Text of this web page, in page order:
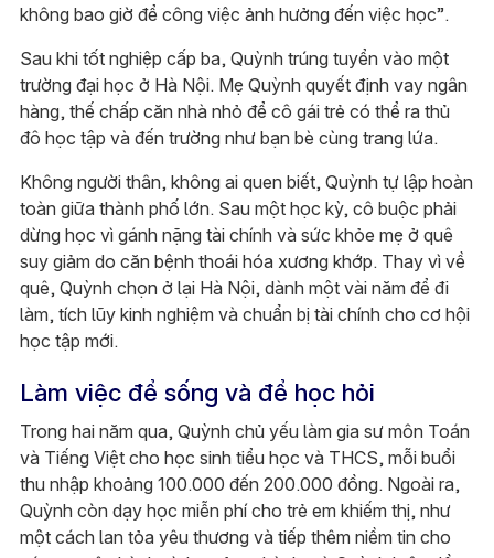
không bao giờ để công việc ảnh hưởng đến việc học”.
Sau khi tốt nghiệp cấp ba, Quỳnh trúng tuyển vào một
trường đại học ở Hà Nội. Mẹ Quỳnh quyết định vay ngân
hàng, thế chấp căn nhà nhỏ để cô gái trẻ có thể ra thủ
đô học tập và đến trường như bạn bè cùng trang lứa.
Không người thân, không ai quen biết, Quỳnh tự lập hoàn
toàn giữa thành phố lớn. Sau một học kỳ, cô buộc phải
dừng học vì gánh nặng tài chính và sức khỏe mẹ ở quê
suy giảm do căn bệnh thoái hóa xương khớp. Thay vì về
quê, Quỳnh chọn ở lại Hà Nội, dành một vài năm để đi
làm, tích lũy kinh nghiệm và chuẩn bị tài chính cho cơ hội
học tập mới.
Làm việc để sống và để học hỏi
Trong hai năm qua, Quỳnh chủ yếu làm gia sư môn Toán
và Tiếng Việt cho học sinh tiểu học và THCS, mỗi buổi
thu nhập khoảng 100.000 đến 200.000 đồng. Ngoài ra,
Quỳnh còn dạy học miễn phí cho trẻ em khiếm thị, như
một cách lan tỏa yêu thương và tiếp thêm niềm tin cho